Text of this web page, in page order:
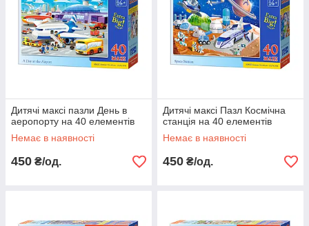
Дитячі максі пазли День в
аеропорту на 40 елементів
Немає в наявності
450 ₴/од.
Дитячі максі Пазл Космічна
станція на 40 елементів
Немає в наявності
450 ₴/од.